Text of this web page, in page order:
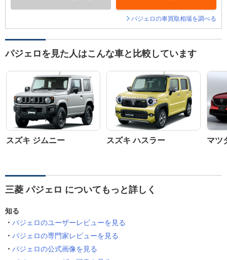
パジェロの車買取相場を調べる
パジェロを見た人はこんな車と比較しています
スズキ ジムニー スズキ ハスラー マツ
三菱 パジェロ についてもっと詳しく
知る
パジェロのユーザーレビューを見る
パジェロの専門家レビューを見る
パジェロの公式画像を見る